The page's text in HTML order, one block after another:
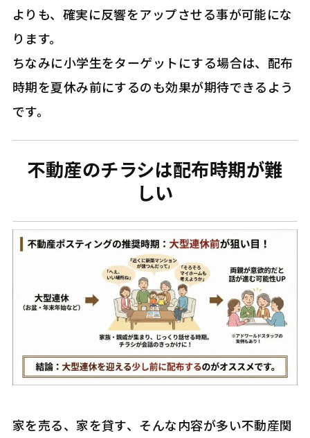
よりも、確実に反響をアップさせる事が可能にな
ります。
ちなみに小学生をターゲットにする場合は、配布
時期を夏休み前にするのも効果が期待できるよう
です。
不動産のチラシは配布時期が難
しい
家を売る、家を貸す、そんな内容が多い不動産関